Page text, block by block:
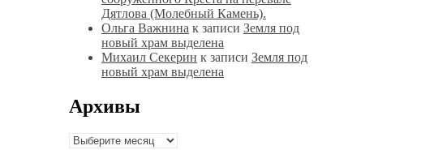
Дятлова (Молебный Камень).
Ольга Важнина к записи Земля под
новый храм выделена
Михаил Секерин к записи Земля под
новый храм выделена
Архивы
Архивы